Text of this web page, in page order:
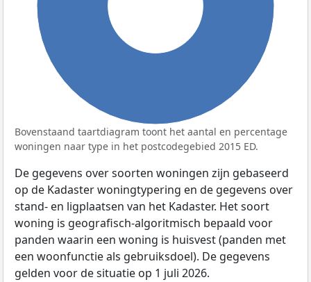
Bovenstaand taartdiagram toont het aantal en percentage
woningen naar type in het postcodegebied 2015 ED.
De gegevens over soorten woningen zijn gebaseerd
op de Kadaster woningtypering en de gegevens over
stand- en ligplaatsen van het Kadaster. Het soort
woning is geografisch-algoritmisch bepaald voor
panden waarin een woning is huisvest (panden met
een woonfunctie als gebruiksdoel). De gegevens
gelden voor de situatie op 1 juli 2026.